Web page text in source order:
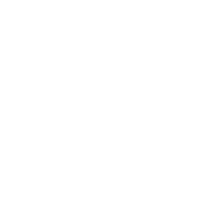
வருகை தர உள்ளார்.